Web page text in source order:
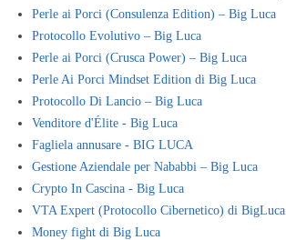
Perle ai Porci (Consulenza Edition) – Big Luca
Protocollo Evolutivo – Big Luca
Perle ai Porci (Crusca Power) – Big Luca
Perle Ai Porci Mindset Edition di Big Luca
Protocollo Di Lancio – Big Luca
Venditore d'Élite - Big Luca
Fagliela annusare - BIG LUCA
Gestione Aziendale per Nababbi – Big Luca
Crypto In Cascina - Big Luca
VTA Expert (Protocollo Cibernetico) di BigLuca
Money fight di Big Luca